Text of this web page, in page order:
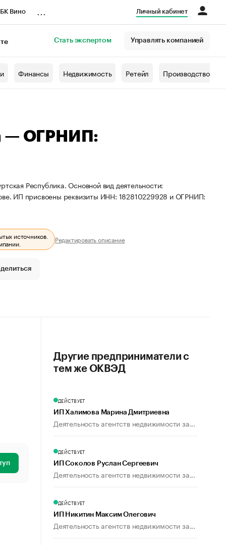
Вино Личный кабинет
Стать экспертом Управлять компанией
Финансы Недвижимость Ретейл Производство
— ОГРНИП:
Республика. Основной вид деятельности:
ИП присвоены реквизиты ИНН: 182810229928 и ОГРНИП:
источников.
Редактировать описание
Другие предприниматели с
тем же ОКВЭД
ДЕЙСТВУЕТ
ИП Халимова Марина Дмитриевна
Деятельность агентств недвижимости за...
ДЕЙСТВУЕТ
ИП Соколов Руслан Сергеевич
Деятельность агентств недвижимости за...
ДЕЙСТВУЕТ
ИП Никитин Максим Олегович
Деятельность агентств недвижимости за...